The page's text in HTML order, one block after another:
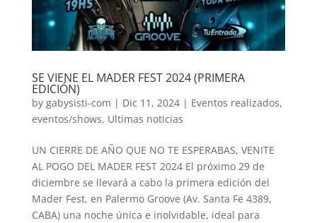
SE VIENE EL MADER FEST 2024 (PRIMERA
EDICIÓN)
by gabysisti-com | Dic 11, 2024| Eventos realizados,
eventos/shows, Ultimas noticias
UN CIERRE DE AÑO QUE NO TE ESPERABAS, VENITE
AL POGO DEL MADER FEST 2024 El próximo 29 de
diciembre se llevará a cabo la primera edición del
Mader Fest, en Palermo Groove (Av. Santa Fe 4389,
CABA) una noche única e inolvidable, ideal para